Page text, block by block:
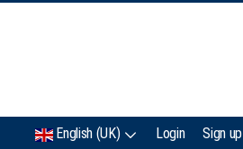
English (UK) Login Sign up